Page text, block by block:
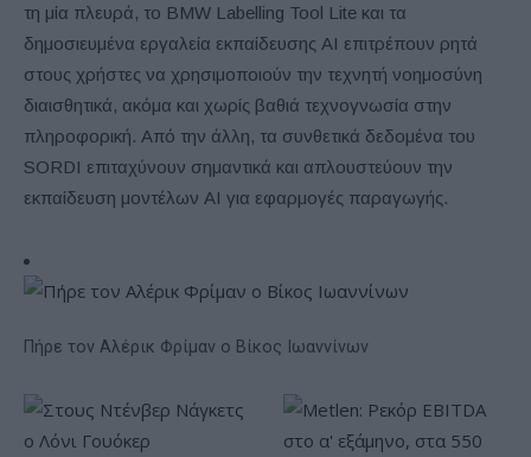
τη μία πλευρά, το BMW Labelling Tool Lite και τα
δημοσιευμένα εργαλεία εκπαίδευσης AI επιτρέπουν ρητά
στους χρήστες να χρησιμοποιούν την τεχνητή νοημοσύνη
διαισθητικά, ακόμα και χωρίς βαθιά τεχνογνωσία στην
πληροφορική. Από την άλλη, τα συνθετικά δεδομένα του
SORDI επιταχύνουν σημαντικά και απλουστεύουν την
εκπαίδευση μοντέλων AI για εφαρμογές παραγωγής.
Πήρε τον Αλέρικ Φρίμαν ο Βίκος Ιωαννίνων